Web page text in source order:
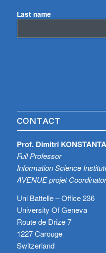
Last name
CONTACT
Prof. Dimitri
Full Professor
Information Science
AVENUE projet Coordinator
Uni Battelle – Office 236
University Of Geneva
Route de Drize 7
1227 Carouge
Switzerland